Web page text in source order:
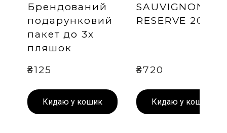
Брендований
подарунковий
пакет до 3х
пляшок
₴125
Кидаю у кошик
SAUVIGNON
RESERVE 2023
₴720
Кидаю у кошик